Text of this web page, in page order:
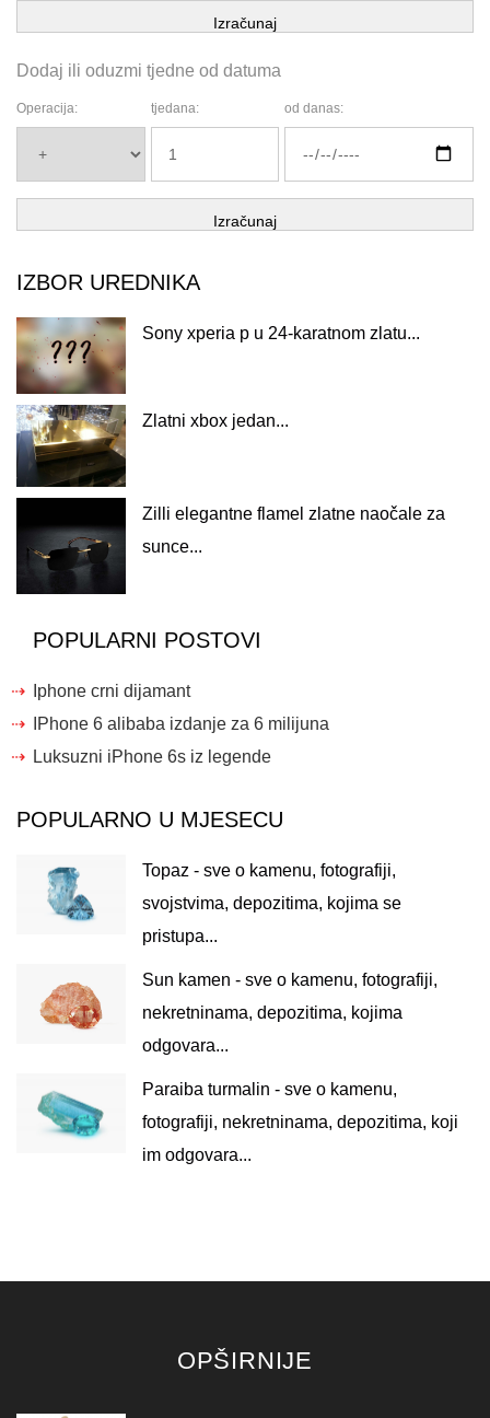
Izračunaj
Dodaj ili oduzmi tjedne od datuma
Operacija: tjedana: od danas:
Izračunaj
IZBOR UREDNIKA
Sony xperia p u 24-karatnom zlatu...
Zlatni xbox jedan...
Zilli elegantne flamel zlatne naočale za
sunce...
POPULARNI POSTOVI
Iphone crni dijamant
IPhone 6 alibaba izdanje za 6 milijuna
Luksuzni iPhone 6s iz legende
POPULARNO U MJESECU
Topaz - sve o kamenu, fotografiji,
svojstvima, depozitima, kojima se
pristupa...
Sun kamen - sve o kamenu, fotografiji,
nekretninama, depozitima, kojima
odgovara...
Paraiba turmalin - sve o kamenu,
fotografiji, nekretninama, depozitima, koji
im odgovara...
OPŠIRNIJE